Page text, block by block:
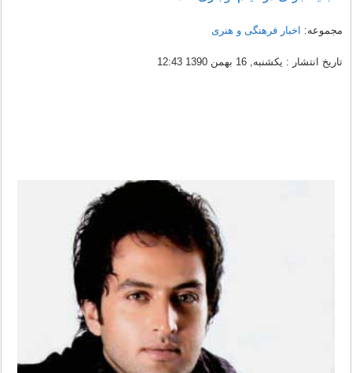
مجموعه: اخبار فرهنگی و هنری
تاریخ انتشار : یکشنبه, 16 بهمن 1390 12:43